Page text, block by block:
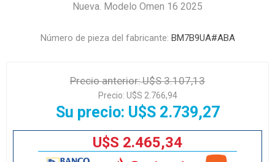
Nueva. Modelo Omen 16 2025
Número de pieza del fabricante: BM7B9UA#ABA
Precio anterior:U$S 3.107,13
Precio: U$S 2.766,94
Su precio: U$S 2.739,27
U$S 2.465,34